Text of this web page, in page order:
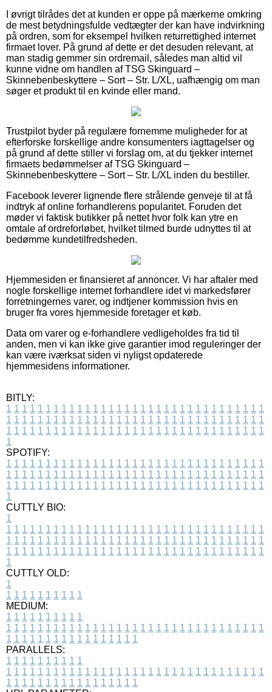
I øvrigt tilrådes det at kunden er oppe på mærkerne omkring
de mest betydningsfulde vedtægter der kan have indvirkning
på ordren, som for eksempel hvilken returrettighed internet
firmaet lover. På grund af dette er det desuden relevant, at
man stadig gemmer sin ordremail, således man altid vil
kunne vidne om handlen af TSG Skinguard –
Skinnebenbeskyttere – Sort – Str. L/XL, uafhængig om man
søger et produkt til en kvinde eller mand.
Trustpilot byder på regulære fornemme muligheder for at
efterforske forskellige andre konsumenters iagttagelser og
på grund af dette stiller vi forslag om, at du tjekker internet
firmaets bedømmelser af TSG Skinguard –
Skinnebenbeskyttere – Sort – Str. L/XL inden du bestiller.
Facebook leverer lignende flere strålende genveje til at få
indtryk af online forhandlerens popularitet. Foruden det
møder vi faktisk butikker på nettet hvor folk kan ytre en
omtale af ordreforløbet, hvilket tilmed burde udnyttes til at
bedømme kundetilfredsheden.
Hjemmesiden er finansieret af annoncer. Vi har aftaler med
nogle forskellige internet forhandlere idet vi markedsfører
forretningernes varer, og indtjener kommission hvis en
bruger fra vores hjemmeside foretager et køb.
Data om varer og e-forhandlere vedligeholdes fra tid til
anden, men vi kan ikke give garantier imod reguleringer der
kan være iværksat siden vi nyligst opdaterede
hjemmesidens informationer.
BITLY:
1 1 1 1 1 1 1 1 1 1 1 1 1 1 1 1 1 1 1 1 1 1 1 1 1 1 1 1 1 1 1 1 1
1 1 1 1 1 1 1 1 1 1 1 1 1 1 1 1 1 1 1 1 1 1 1 1 1 1 1 1 1 1 1 1 1
1 1 1 1 1 1 1 1 1 1 1 1 1 1 1 1 1 1 1 1 1 1 1 1 1 1 1 1 1 1 1 1 1
1
SPOTIFY:
1 1 1 1 1 1 1 1 1 1 1 1 1 1 1 1 1 1 1 1 1 1 1 1 1 1 1 1 1 1 1 1 1
1 1 1 1 1 1 1 1 1 1 1 1 1 1 1 1 1 1 1 1 1 1 1 1 1 1 1 1 1 1 1 1 1
1 1 1 1 1 1 1 1 1 1 1 1 1 1 1 1 1 1 1 1 1 1 1 1 1 1 1 1 1 1 1 1 1
1
CUTTLY BIO:
1
1 1 1 1 1 1 1 1 1 1 1 1 1 1 1 1 1 1 1 1 1 1 1 1 1 1 1 1 1 1 1 1 1
1 1 1 1 1 1 1 1 1 1 1 1 1 1 1 1 1 1 1 1 1 1 1 1 1 1 1 1 1 1 1 1 1
1 1 1 1 1 1 1 1 1 1 1 1 1 1 1 1 1 1 1 1 1 1 1 1 1 1 1 1 1 1 1 1 1
1
CUTTLY OLD:
1
1 1 1 1 1 1 1 1 1 1
MEDIUM:
1 1 1 1 1 1 1 1 1 1
1 1 1 1 1 1 1 1 1 1 1 1 1 1 1 1 1 1 1 1 1 1 1 1 1 1 1 1 1 1 1 1 1
1 1 1 1 1 1 1 1 1 1 1 1 1 1 1 1 1
PARALLELS:
1 1 1 1 1 1 1 1 1 1
1 1 1 1 1 1 1 1 1 1 1 1 1 1 1 1 1 1 1 1 1 1 1 1 1 1 1 1 1 1 1 1 1
1 1 1 1 1 1 1 1 1 1 1 1 1 1 1 1 1